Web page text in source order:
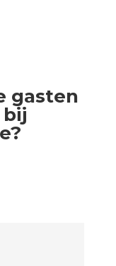
gasten